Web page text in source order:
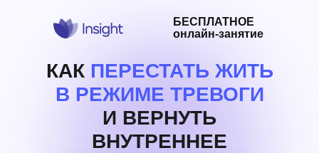
КАК ПЕРЕСТАТЬ ЖИТЬ
В РЕЖИМЕ ТРЕВОГИ
И ВЕРНУТЬ
ВНУТРЕННЕЕ
БЕСПЛАТНОЕ
онлайн-занятие